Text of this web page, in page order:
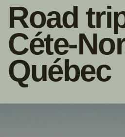
Road
Céte-
Québec